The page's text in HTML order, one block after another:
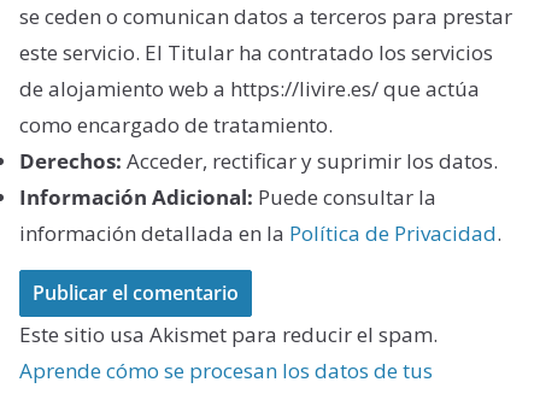
se ceden o comunican datos a terceros para prestar
este servicio. El Titular ha contratado los servicios
de alojamiento web a https://livire.es/ que actúa
como encargado de tratamiento.
Derechos: Acceder, rectificar y suprimir los datos.
Información Adicional: Puede consultar la
información detallada en la Política de Privacidad.
Este sitio usa Akismet para reducir el spam.
Aprende cómo se procesan los datos de tus